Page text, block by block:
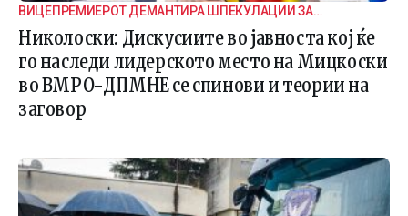
ВИЦЕПРЕМИЕРОТ ДЕМАНТИРА ШПЕКУЛАЦИИ ЗА
ВНАТРЕПАРТИСКИ ПОДЕЛБИ
Николоски: Дискусиите во јавноста кој ќе
го наследи лидерското место на Мицкоски
во ВМРО-ДПМНЕ се спинови и теории на
заговор